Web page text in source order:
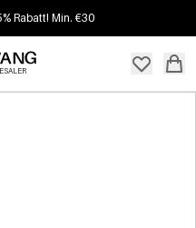
Rabatt! Min. €30